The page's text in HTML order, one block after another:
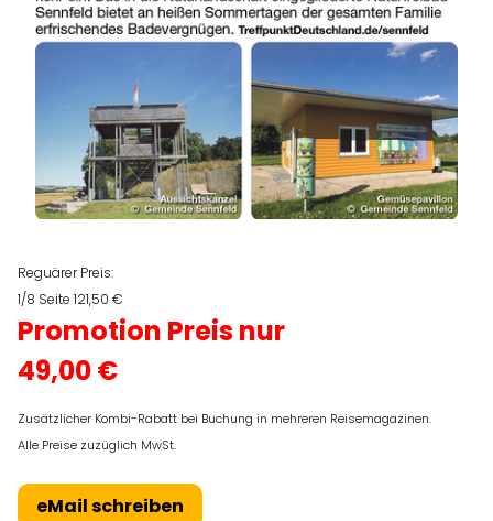
Reguärer Preis:
1/8 Seite 121,50 €
Promotion Preis nur
49,00 €
Zusätzlicher Kombi-Rabatt bei Buchung in mehreren Reisemagazinen.
Alle Preise zuzüglich MwSt.
eMail schreiben